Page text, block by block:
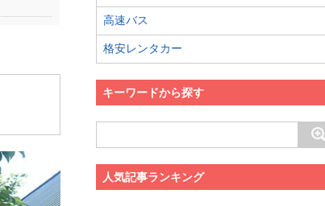
高速バス
格安レンタカー
キーワードから探す
人気記事ランキング